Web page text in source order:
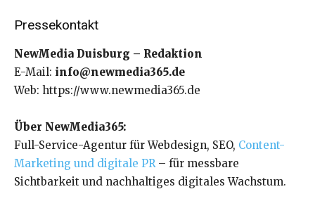
Pressekontakt
NewMedia Duisburg – Redaktion
E-Mail: info@newmedia365.de
Web: https://www.newmedia365.de
Über NewMedia365:
Full-Service-Agentur für Webdesign, SEO, Content-
Marketing und digitale PR– für messbare
Sichtbarkeit und nachhaltiges digitales Wachstum.